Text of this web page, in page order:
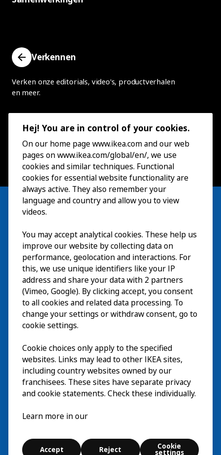
Verkennen
Verken onze editorials, video's, productverhalen
en meer.
Bezoek
Verkennen
Nu te zienEN
Over EN
© Inter IKEA Systems B.V. 2026
Cookie settings
Hej! You are in control of your cookies.
On our home page www.ikea.com and our web
pages on www.ikea.com/global/en/, we use
cookies and similar techniques. Functional
cookies for essential website functionality are
always active. They also remember your
language and country and allow you to view
videos.
You may accept analytical cookies. These help us
improve our website by collecting data on
performance, geolocation and interactions. For
this, we use unique identifiers like your IP
address and share your data with 2 partners
(Vimeo, Google). By clicking accept, you consent
to all cookies and related data processing. To
change your settings or withdraw consent, go to
cookie settings.
Cookie choices only apply to the specified
websites. Links may lead to other IKEA sites,
including country websites owned by our
franchisees. These sites have separate privacy
and cookie statements. Check these individually.
Learn more in our
Accept Reject Cookie
settings